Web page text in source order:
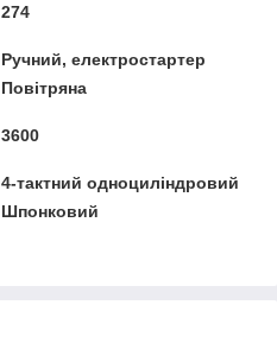
274
Ручний, електростартер
Повітряна
3600
4-тактний одноциліндровий
Шпонковий